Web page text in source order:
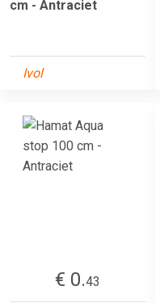
cm - Antraciet
Ivol
€ 0.43